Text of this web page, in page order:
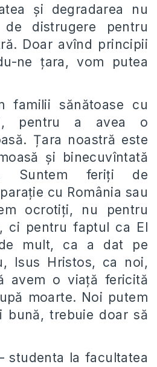
și degradarea nu
distrugere pentru
Doar avînd principii
ne țara, vom putea
familii sănătoase cu
pentru a avea o
Țara noastră este
și binecuvîntată
Suntem feriți de
cu România sau
ocrotiți, nu pentru
ci pentru faptul ca El
mult, ca a dat pe
Isus Hristos, ca noi,
avem o viață fericită
moarte. Noi putem
bună, trebuie doar să
studenta la facultatea